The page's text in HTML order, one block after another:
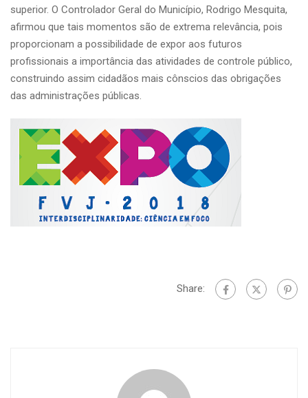
superior. O Controlador Geral do Município, Rodrigo Mesquita,
afirmou que tais momentos são de extrema relevância, pois
proporcionam a possibilidade de expor aos futuros
profissionais a importância das atividades de controle público,
construindo assim cidadãos mais cônscios das obrigações
das administrações públicas.
Share: